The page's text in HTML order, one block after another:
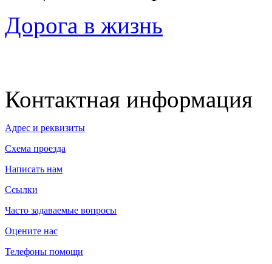
Дорога в жизнь
Контактная информация
Адрес и реквизиты
Схема проезда
Написать нам
Ссылки
Часто задаваемые вопросы
Оцените нас
Телефоны помощи